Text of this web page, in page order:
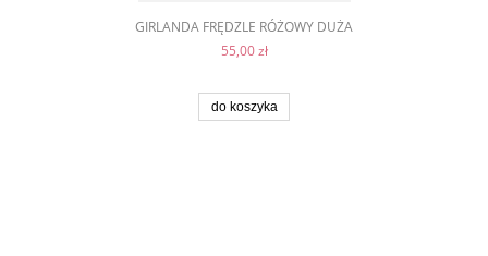
GIRLANDA FRĘDZLE RÓŻOWY DUŻA
55,00 zł
do koszyka